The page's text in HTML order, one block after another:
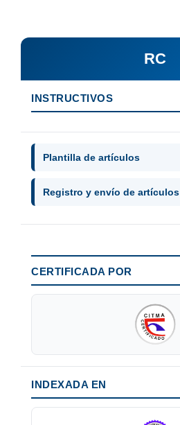
RC
INSTRUCTIVOS
Plantilla de artículos
Registro y envío de artículos
CERTIFICADA POR
INDEXADA EN